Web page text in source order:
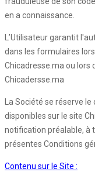
en a connaissance.
L’Utilisateur garantit
dans les formulaires
Chicadresse.ma ou lors
Chicadersse.ma
La Société se réserve
disponibles sur le site
notification préalable, à
présentes Conditions
Contenu sur le Site :